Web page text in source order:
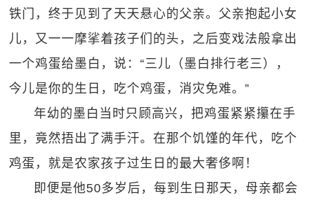
铁门，终于见到了天天悬心的父亲。父亲抱起小女
儿，又一一摩挲着孩子们的头，之后变戏法般拿出
一个鸡蛋给墨白，说：“三儿（墨白排行老三），
今儿是你的生日，吃个鸡蛋，消灾免难。”
年幼的墨白当时只顾高兴，把鸡蛋紧紧攥在手
里，竟然捂出了满手汗。在那个饥馑的年代，吃个
鸡蛋，就是农家孩子过生日的最大奢侈啊！
即便是他50多岁后，每到生日那天，母亲都会